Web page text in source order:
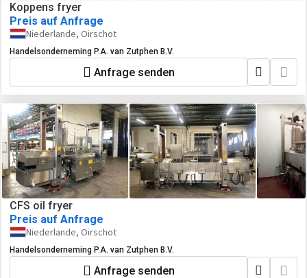
Koppens fryer
Preis auf Anfrage
Niederlande, Oirschot
Handelsonderneming P.A. van Zutphen B.V.
Anfrage senden
CFS oil fryer
Preis auf Anfrage
Niederlande, Oirschot
Handelsonderneming P.A. van Zutphen B.V.
Anfrage senden